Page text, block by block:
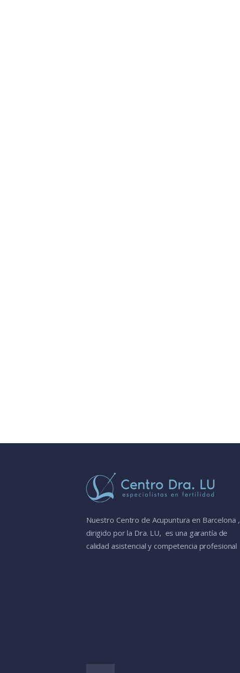
Nuestro Centro de Acupuntura en Barcelona ,
dirigido por la Dra. LU, es una garantía de
calidad asistencial y competencia profesional